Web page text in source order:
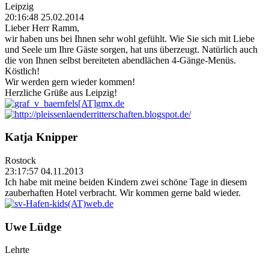
Leipzig
20:16:48 25.02.2014
Lieber Herr Ramm,
wir haben uns bei Ihnen sehr wohl gefühlt. Wie Sie sich mit Liebe
und Seele um Ihre Gäste sorgen, hat uns überzeugt. Natürlich auch
die von Ihnen selbst bereiteten abendlächen 4-Gänge-Menüs.
Köstlich!
Wir werden gern wieder kommen!
Herzliche Grüße aus Leipzig!
Katja Knipper
Rostock
23:17:57 04.11.2013
Ich habe mit meine beiden Kindern zwei schöne Tage in diesem
zauberhaften Hotel verbracht. Wir kommen gerne bald wieder.
Uwe Lüdge
Lehrte